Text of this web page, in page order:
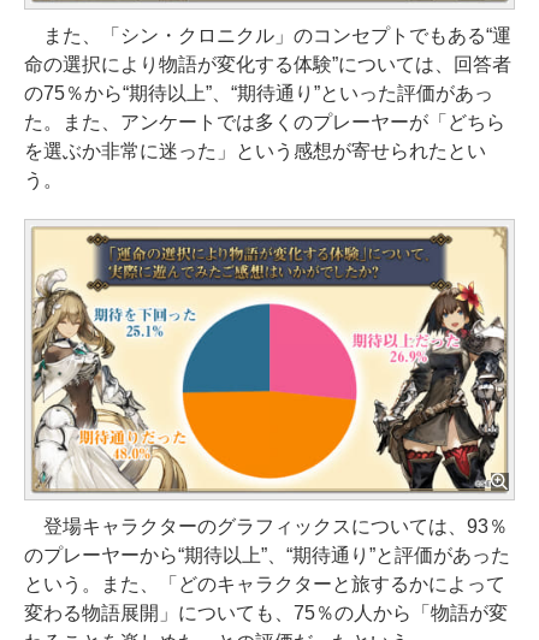
また、「シン・クロニクル」のコンセプトでもある“運
命の選択により物語が変化する体験”については、回答者
の75％から“期待以上”、“期待通り”といった評価があっ
た。また、アンケートでは多くのプレーヤーが「どちら
を選ぶか非常に迷った」という感想が寄せられたとい
う。
登場キャラクターのグラフィックスについては、93％
のプレーヤーから“期待以上”、“期待通り”と評価があった
という。また、「どのキャラクターと旅するかによって
変わる物語展開」についても、75％の人から「物語が変